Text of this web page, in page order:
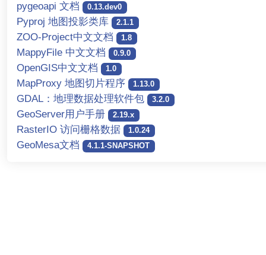
pygeoapi 文档 0.13.dev0
Pyproj 地图投影类库 2.1.1
ZOO-Project中文文档 1.8
MappyFile 中文文档 0.9.0
OpenGIS中文文档 1.0
MapProxy 地图切片程序 1.13.0
GDAL：地理数据处理软件包 3.2.0
GeoServer用户手册 2.19.x
RasterIO 访问栅格数据 1.0.24
GeoMesa文档 4.1.1-SNAPSHOT